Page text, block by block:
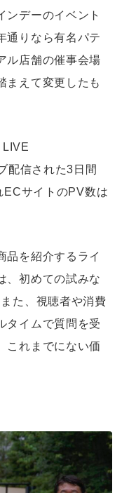
ンデーのイベント
通りなら有名パテ
ル店舗の催事会場
まえて変更したも
LIVE
配信された3日間
ECサイトのPV数は
品を紹介するライ
、初めての試みな
た、視聴者や消費
タイムで質問を受
これまでにない価